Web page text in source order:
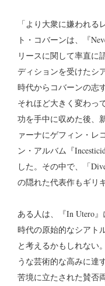
「より大衆に嫌われ
ト・コバーンは、『
リースに関して率直に
ディションを受けたシ
時代からコバーンの志
それほど大きく変わっ
功を手中に収めた後、
ァーナにゲフィン・レ
ン・アルバム『
した。その中で、「
の隠れた代表作もギリ
ある人は、『In Utero』
時代の原始的なシアト
と考えるかもしれない
うな芸術的な高みに達
苦境に立たされた賛否